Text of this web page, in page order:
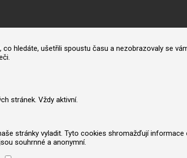
hledáte, ušetřili spoustu času a nezobrazovaly se
stránek. Vždy aktivní.
stránky vyladit. Tyto cookies shromažďují
souhrnné a anonymní.